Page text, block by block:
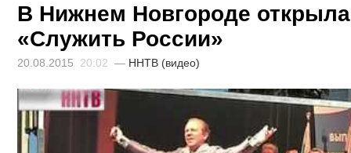
В Нижнем Новгороде
«Служить России»
20.08.2015 20:02 — ННТВ (видео)